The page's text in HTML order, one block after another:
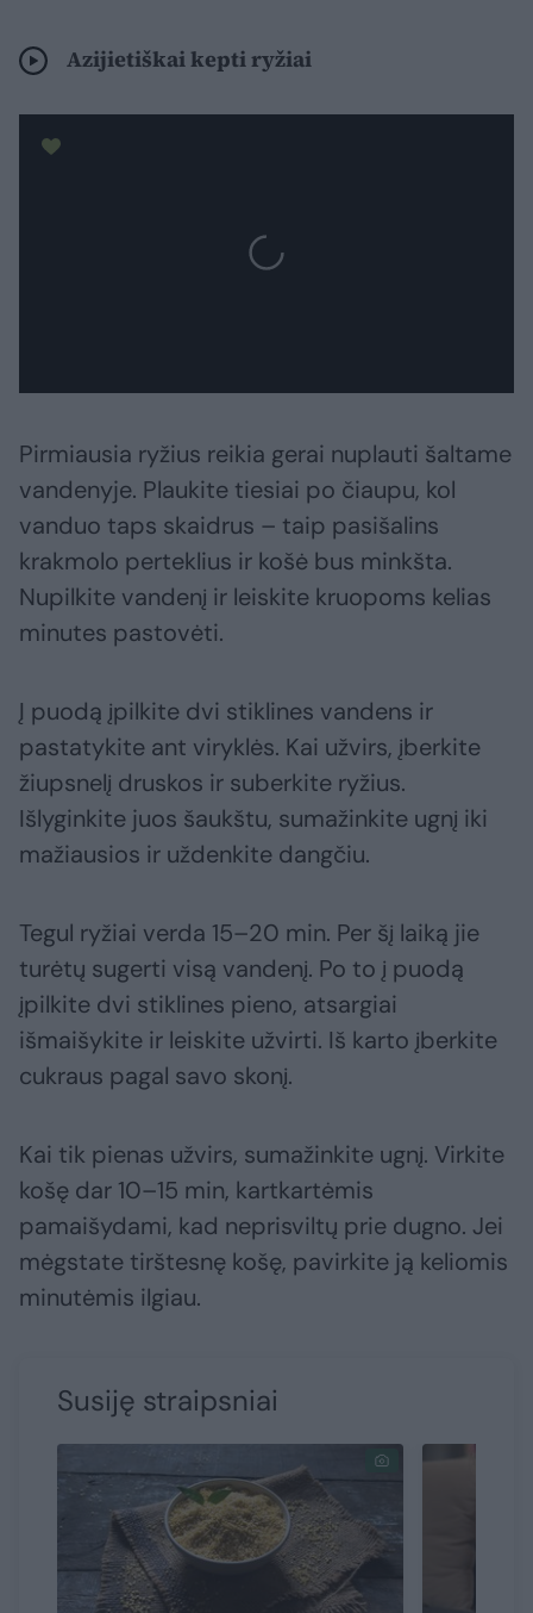
Azijietiškai kepti ryžiai
Pirmiausia ryžius reikia gerai nuplauti šaltame
vandenyje. Plaukite tiesiai po čiaupu, kol
vanduo taps skaidrus – taip pasišalins
krakmolo perteklius ir košė bus minkšta.
Nupilkite vandenį ir leiskite kruopoms kelias
minutes pastovėti.
Į puodą įpilkite dvi stiklines vandens ir
pastatykite ant viryklės. Kai užvirs, įberkite
žiupsnelį druskos ir suberkite ryžius.
Išlyginkite juos šaukštu, sumažinkite ugnį iki
mažiausios ir uždenkite dangčiu.
Tegul ryžiai verda 15–20 min. Per šį laiką jie
turėtų sugerti visą vandenį. Po to į puodą
įpilkite dvi stiklines pieno, atsargiai
išmaišykite ir leiskite užvirti. Iš karto įberkite
cukraus pagal savo skonį.
Kai tik pienas užvirs, sumažinkite ugnį. Virkite
košę dar 10–15 min, kartkartėmis
pamaišydami, kad neprisviltų prie dugno. Jei
mėgstate tirštesnę košę, pavirkite ją keliomis
minutėmis ilgiau.
Susiję straipsniai